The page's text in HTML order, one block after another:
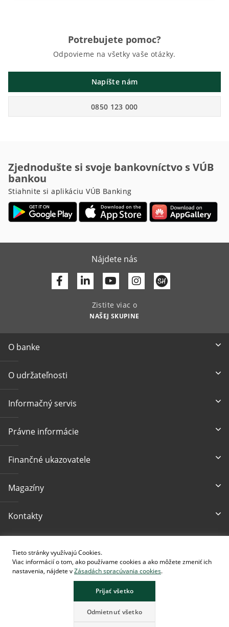
Tieto stránky využívajú Cookies.
Viac informácií o tom, ako používame cookies a ako môžete zmeniť ich
nastavenia, nájdete vZásadách spracúvania cookies.
Prijať všetko
Odmietnuť všetko
Potrebujete pomoc?
Odpovieme na všetky vaše otázky.
Napíšte nám
0850 123 000
Zjednodušte si svoje bankovníctvo s VÚB
bankou
Stiahnite si aplikáciu VÚB Banking
Nájdete nás
Facebook
LinkedinYoutube
Zistite viac o
NAŠEJ SKUPINE
O banke
O udržateľnosti
Informačný servis
Právne informácie
Finančné ukazovatele
Magazíny
Kontakty